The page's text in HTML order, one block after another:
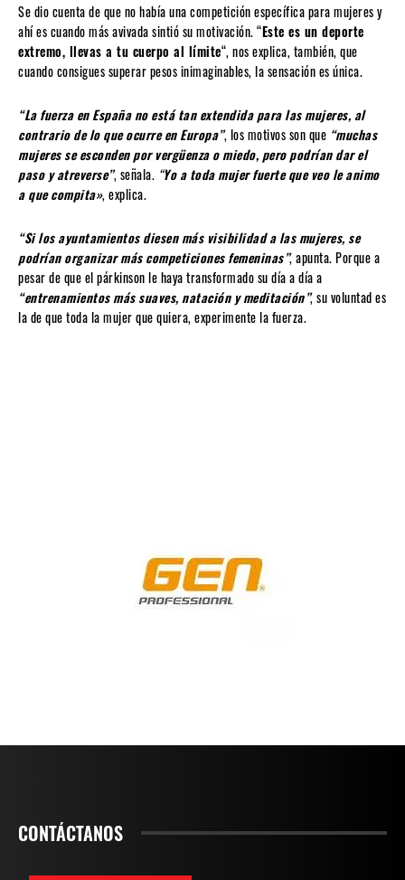
Se dio cuenta de que no había una competición específica para mujeres y
ahí es cuando más avivada sintió su motivación. “Este es un deporte
extremo, llevas a tu cuerpo al límite“, nos explica, también, que
cuando consigues superar pesos inimaginables, la sensación es única.
“La fuerza en España no está tan extendida para las mujeres, al
contrario de lo que ocurre en Europa”, los motivos son que “muchas
mujeres se esconden por vergüenza o miedo, pero podrían dar el
paso y atreverse”, señala. “Yo a toda mujer fuerte que veo le animo
a que compita», explica.
“Si los ayuntamientos diesen más visibilidad a las mujeres, se
podrían organizar más competiciones femeninas”, apunta. Porque a
pesar de que el párkinson le haya transformado su día a día a
“entrenamientos más suaves, natación y meditación”, su voluntad es
la de que toda la mujer que quiera, experimente la fuerza.
CONTÁCTANOS